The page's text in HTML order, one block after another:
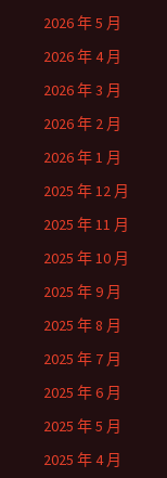
2026 年 5 月
2026 年 4 月
2026 年 3 月
2026 年 2 月
2026 年 1 月
2025 年 12 月
2025 年 11 月
2025 年 10 月
2025 年 9 月
2025 年 8 月
2025 年 7 月
2025 年 6 月
2025 年 5 月
2025 年 4 月